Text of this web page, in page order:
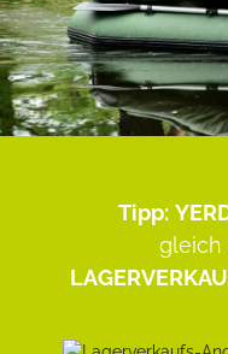
Tipp:
gleich